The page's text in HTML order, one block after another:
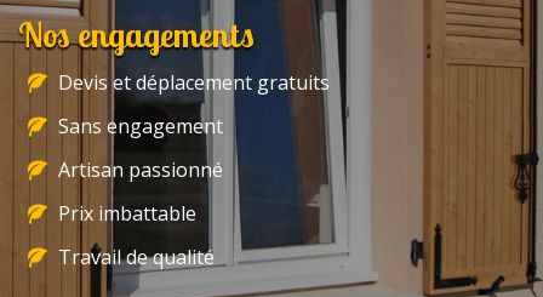
Nos engagements
Devis et déplacement gratuits
Sans engagement
Artisan passionné
Prix imbattable
Travail de qualité